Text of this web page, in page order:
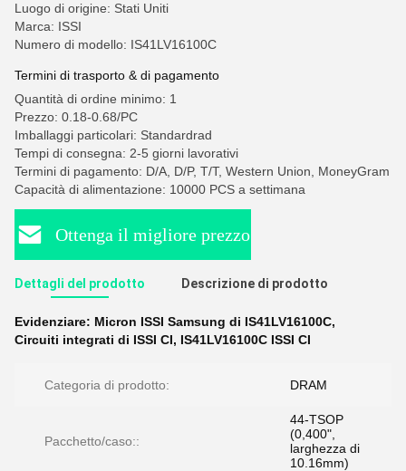
Luogo di origine: Stati Uniti
Marca: ISSI
Numero di modello: IS41LV16100C
Termini di trasporto & di pagamento
Quantità di ordine minimo: 1
Prezzo: 0.18-0.68/PC
Imballaggi particolari: Standardrad
Tempi di consegna: 2-5 giorni lavorativi
Termini di pagamento: D/A, D/P, T/T, Western Union, MoneyGram
Capacità di alimentazione: 10000 PCS a settimana
Ottenga il migliore prezzo
Dettagli del prodotto Descrizione di prodotto
Evidenziare: Micron ISSI Samsung di IS41LV16100C,
Circuiti integrati di ISSI CI, IS41LV16100C ISSI CI
Categoria di prodotto: DRAM
Pacchetto/caso::
44-TSOP
(0,400",
larghezza di
10.16mm)